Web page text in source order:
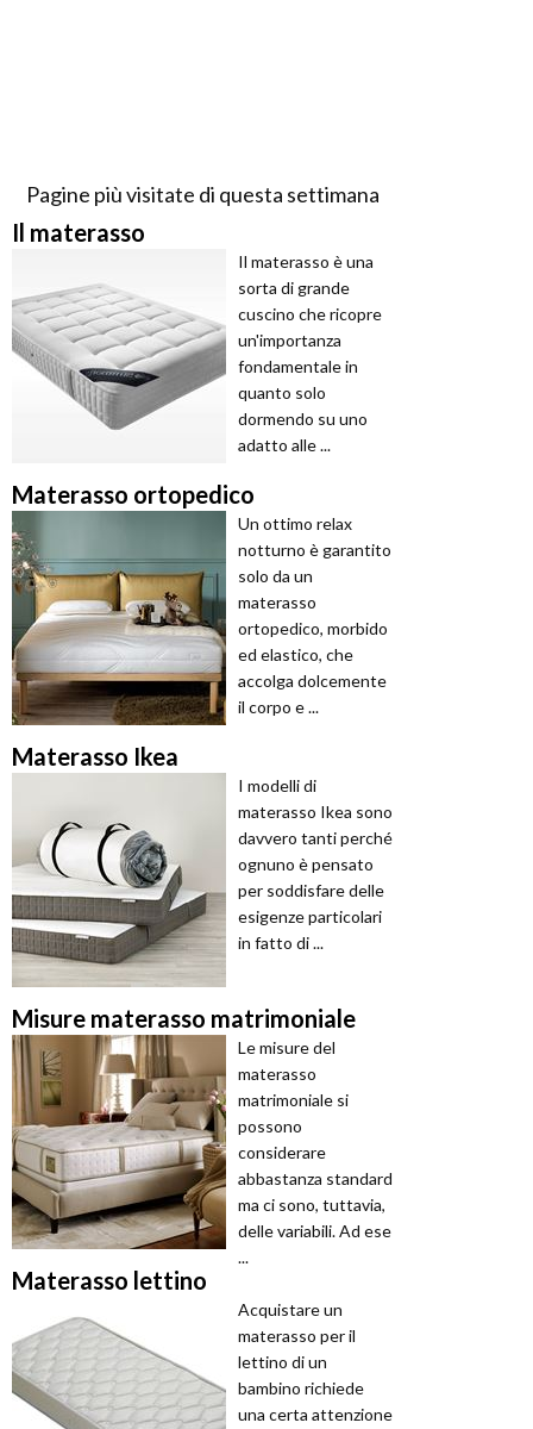
Pagine più visitate di questa settimana
Il materasso
Il materasso è una
sorta di grande
cuscino che ricopre
un'importanza
fondamentale in
quanto solo
dormendo su uno
adatto alle ...
Materasso ortopedico
Un ottimo relax
notturno è garantito
solo da un
materasso
ortopedico, morbido
ed elastico, che
accolga dolcemente
il corpo e ...
Materasso Ikea
I modelli di
materasso Ikea sono
davvero tanti perché
ognuno è pensato
per soddisfare delle
esigenze particolari
in fatto di ...
Misure materasso matrimoniale
Le misure del
materasso
matrimoniale si
possono
considerare
abbastanza standard
ma ci sono, tuttavia,
delle variabili. Ad ese
...
Materasso lettino
Acquistare un
materasso per il
lettino di un
bambino richiede
una certa attenzione